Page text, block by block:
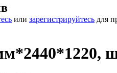
или зарегистрируйтесь для